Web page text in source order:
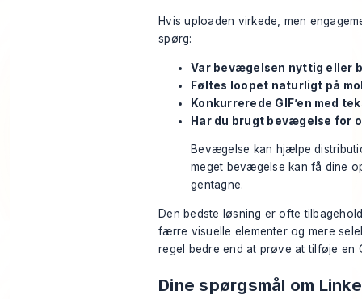
Hvis uploaden virkede, men
spørg:
Var bevægelsen nyttig eller
Føltes loopet naturligt på
Konkurrerede GIF’en med
Har du brugt bevægelse for
Bevægelse kan hjælpe
meget bevægelse kan få dine
gentagne.
Den bedste løsning er ofte
færre visuelle elementer og mere
regel bedre end at prøve at tilføje en
Dine spørgsmål om